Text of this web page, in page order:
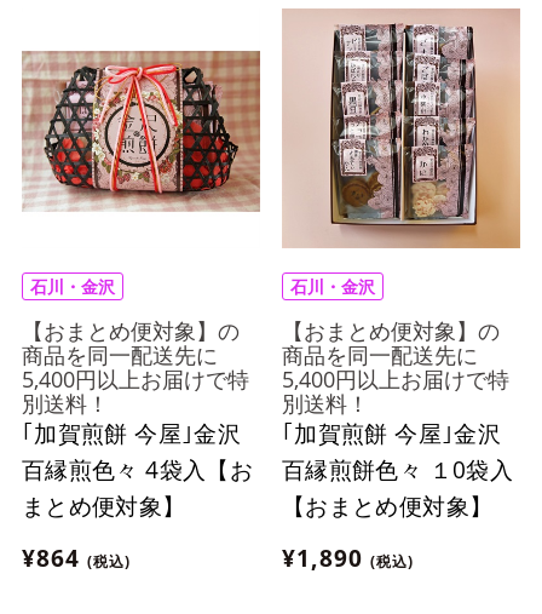
石川・金沢
【おまとめ便対象】の
商品を同一配送先に
5,400円以上お届けで特
別送料！
｢加賀煎餅 今屋｣金沢
百縁煎色々 4袋入【お
まとめ便対象】
¥864 (税込)
石川・金沢
【おまとめ便対象】の
商品を同一配送先に
5,400円以上お届けで特
別送料！
｢加賀煎餅 今屋｣金沢
百縁煎餅色々 １0袋入
【おまとめ便対象】
¥1,890 (税込)